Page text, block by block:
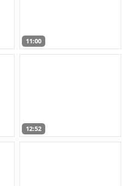
11:00
12:52